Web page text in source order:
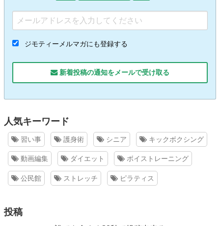
ジモティーメルマガにも登録する
新着投稿の通知をメールで受け取る
人気キーワード
習い事 護身術 シニア キックボクシング
動画編集 ダイエット ボイストレーニング
公民館 ストレッチ ピラティス
投稿